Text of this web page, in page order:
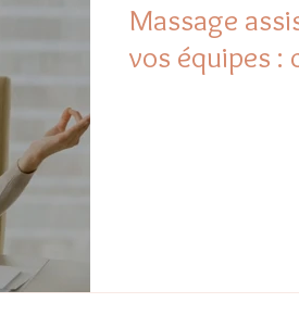
Massage
vos équipes :